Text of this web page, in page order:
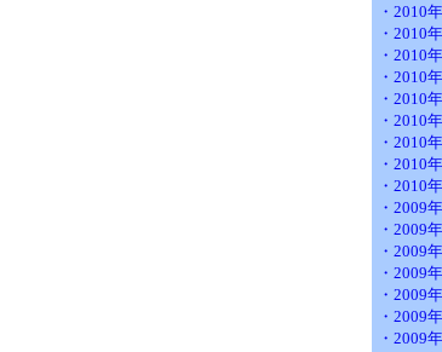
・2010
・2010
・2010
・2010
・2010
・2010
・2010
・2010
・2010
・2009
・2009
・2009
・2009
・2009
・2009
・2009